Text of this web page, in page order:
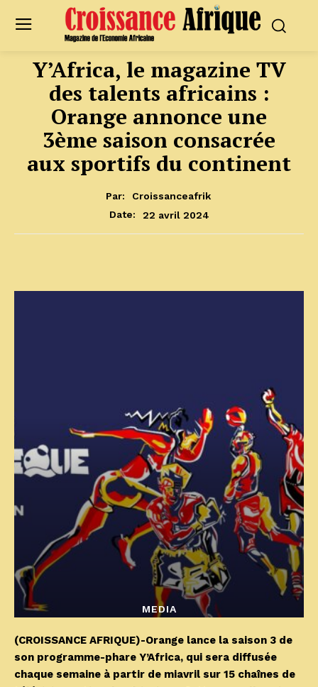
Y’Africa, le magazine TV
des talents africains :
Orange annonce une
3ème saison consacrée
aux sportifs du continent
Par:
Croissanceafrik
Date:
22 avril 2024
MEDIA
(CROISSANCE AFRIQUE)-Orange lance la saison 3 de
son programme-phare Y’Africa, qui sera diffusée
chaque semaine à partir de miavril sur 15 chaînes de